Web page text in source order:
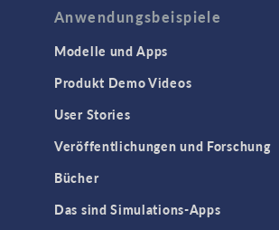
Anwendungsbeispiele
Modelle und Apps
Produkt Demo Videos
User Stories
Veröffentlichungen und Forschung
Bücher
Das sind Simulations-Apps